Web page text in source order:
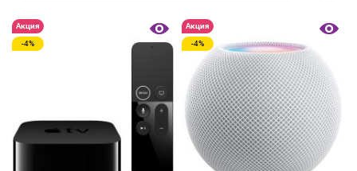
От дешевых к дорогим
От дорогих к дешевым
Акция
-4%
Акция
-4%